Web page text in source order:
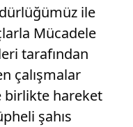
ile
Mücadele
tarafından
çalışmalar
birlikte hareket
şahıs